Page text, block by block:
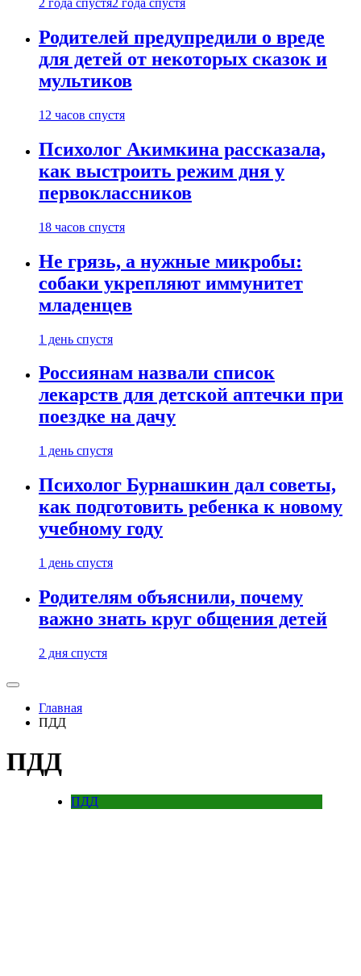
2 года спустя2 года спустя
Родителей предупредили о вреде
для детей от некоторых сказок и
мультиков
12 часов спустя
Психолог Акимкина рассказала,
как выстроить режим дня у
первоклассников
18 часов спустя
Не грязь, а нужные микробы:
собаки укрепляют иммунитет
младенцев
1 день спустя
Россиянам назвали список
лекарств для детской аптечки при
поездке на дачу
1 день спустя
Психолог Бурнашкин дал советы,
как подготовить ребенка к новому
учебному году
1 день спустя
Родителям объяснили, почему
важно знать круг общения детей
2 дня спустя
Главная
ПДД
ПДД
ПДД